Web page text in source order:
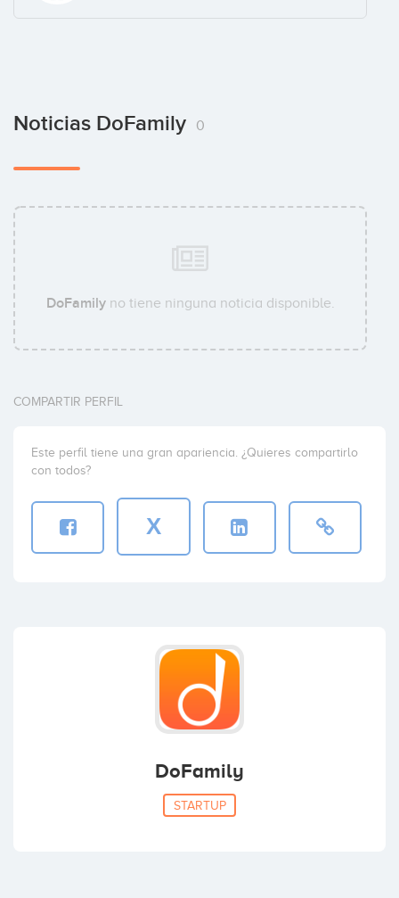
Noticias DoFamily 0
DoFamilyno tiene ninguna noticia disponible.
COMPARTIR PERFIL
Este perfil tiene una gran apariencia. ¿Quieres compartirlo
con todos?
X
DoFamily
STARTUP